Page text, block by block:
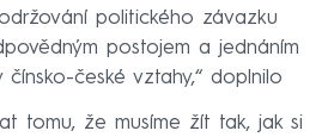
politického závazku
postojem a jednáním
české vztahy,“ doplnilo
tomu, že musíme žít tak, jak si